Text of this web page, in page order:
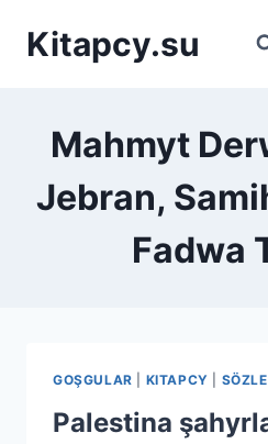
Kitapcy.su
Mahmyt
Jebran,
Fadwa
GOŞGULAR KITAPCY
Palestina